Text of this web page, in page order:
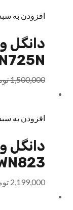
افزودن به
1,500,000
افزودن به
2,199,000